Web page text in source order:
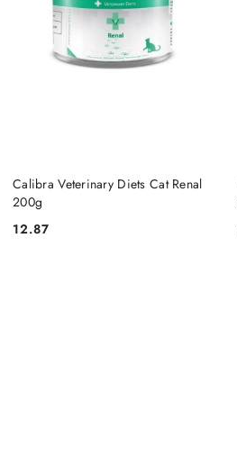
Calibra Veterinary Diets Cat Renal
200g
Cena:
12.87
DO KOSZYKA